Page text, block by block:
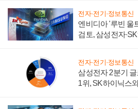
전자·전기·정보통신
엔비디아 '루빈 울
검토, 삼성전자
전자·전기·정보통신
삼성전자 2분기
1위, SK하이닉스